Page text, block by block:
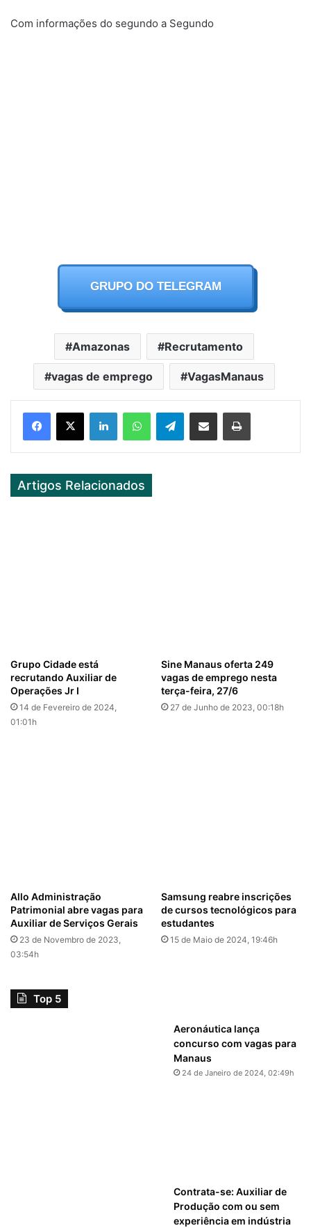
Com informações do segundo a Segundo
GRUPO DO TELEGRAM
Amazonas Recrutamento
vagas de emprego VagasManaus
Telegram
Artigos Relacionados
Grupo Cidade está
recrutando Auxiliar de
Operações Jr I
14 de Fevereiro de 2024,
01:01h
Sine Manaus oferta 249
vagas de emprego nesta
terça-feira, 27/6
27 de Junho de 2023, 00:18h
Allo Administração
Patrimonial abre vagas para
Auxiliar de Serviços Gerais
23 de Novembro de 2023,
03:54h
Samsung reabre inscrições
de cursos tecnológicos para
estudantes
15 de Maio de 2024, 19:46h
Top 5
Aeronáutica lança
concurso com vagas para
Manaus
24 de Janeiro de 2024, 02:49h
Contrata-se: Auxiliar de
Produção com ou sem
experiência em indústria